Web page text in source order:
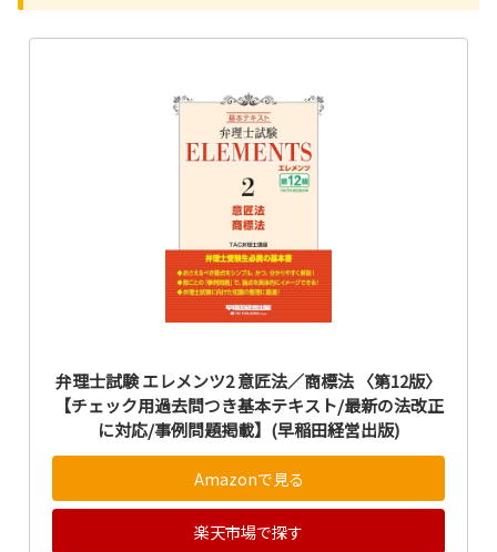
弁理士試験 エレメンツ2 意匠法／商標法 〈第12版〉
【チェック用過去問つき基本テキスト/最新の法改正
に対応/事例問題掲載】(早稲田経営出版)
Amazonで見る
楽天市場で探す